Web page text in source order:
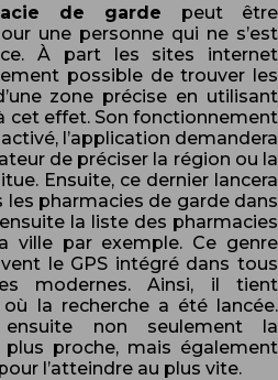
de garde peut être
une personne qui ne s’est
À part les sites internet
possible de trouver les
zone précise en utilisant
cet effet. Son fonctionnement
l’application demandera
de préciser la région ou la
Ensuite, ce dernier lancera
pharmacies de garde dans
la liste des pharmacies
ville par exemple. Ce genre
le GPS intégré dans tous
modernes. Ainsi, il tient
la recherche a été lancée.
ensuite non seulement la
proche, mais également
l’atteindre au plus vite.